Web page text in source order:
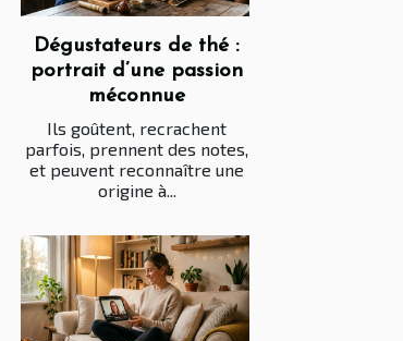
Dégustateurs de thé :
portrait d’une passion
méconnue
Ils goûtent, recrachent
parfois, prennent des notes,
et peuvent reconnaître une
origine à...